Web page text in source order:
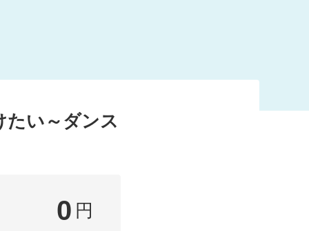
校の顔”に』
い～ダンス
0 円